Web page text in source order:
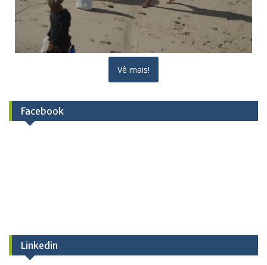
Vê mais!
Facebook
Linkedin